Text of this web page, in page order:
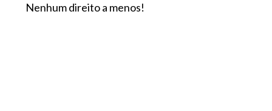
Nenhum direito a menos!